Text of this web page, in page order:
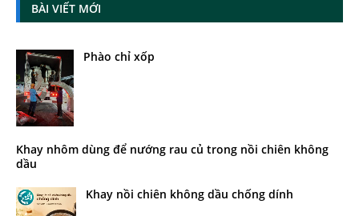
BÀI VIẾT MỚI
Phào chỉ xốp
Khay nhôm dùng để nướng rau củ trong nồi chiên không
dầu
Khay nồi chiên không dầu chống dính